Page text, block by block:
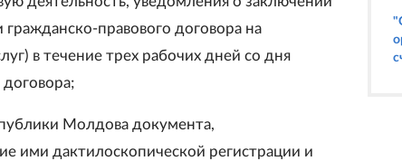
правового договора на
в течение трех рабочих дней со дня
Молдова документа,
ими дактилоскопической регистрации и